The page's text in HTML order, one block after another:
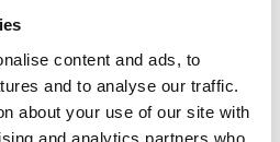
content and ads, to
and to analyse our traffic.
about your use of our site with
and analytics partners who
ist entscheidend für
Form von
kann schwierig sein